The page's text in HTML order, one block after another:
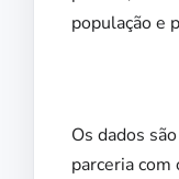
população e
Os dados
parceria